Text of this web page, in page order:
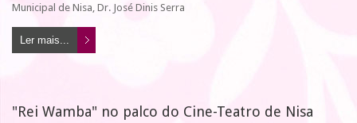
Municipal de Nisa, Dr. José Dinis Serra
Ler mais...
"Rei Wamba" no palco do Cine-Teatro de Nisa